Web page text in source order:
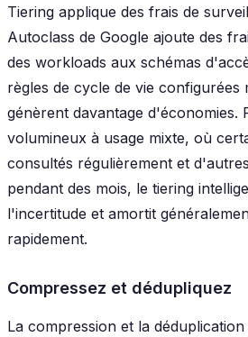
Tiering applique des frais de
Autoclass de Google ajoute des
des workloads aux schémas
règles de cycle de vie configurées
génèrent davantage d'économies.
volumineux à usage mixte, où
consultés régulièrement et
pendant des mois, le tiering
l'incertitude et amortit
rapidement.
Compressez et dédupliquez
La compression et la